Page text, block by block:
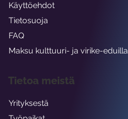
Käyttöehdot
Tietosuoja
FAQ
Maksu kulttuuri- ja virike-eduilla
Tietoa meistä
Yrityksestä